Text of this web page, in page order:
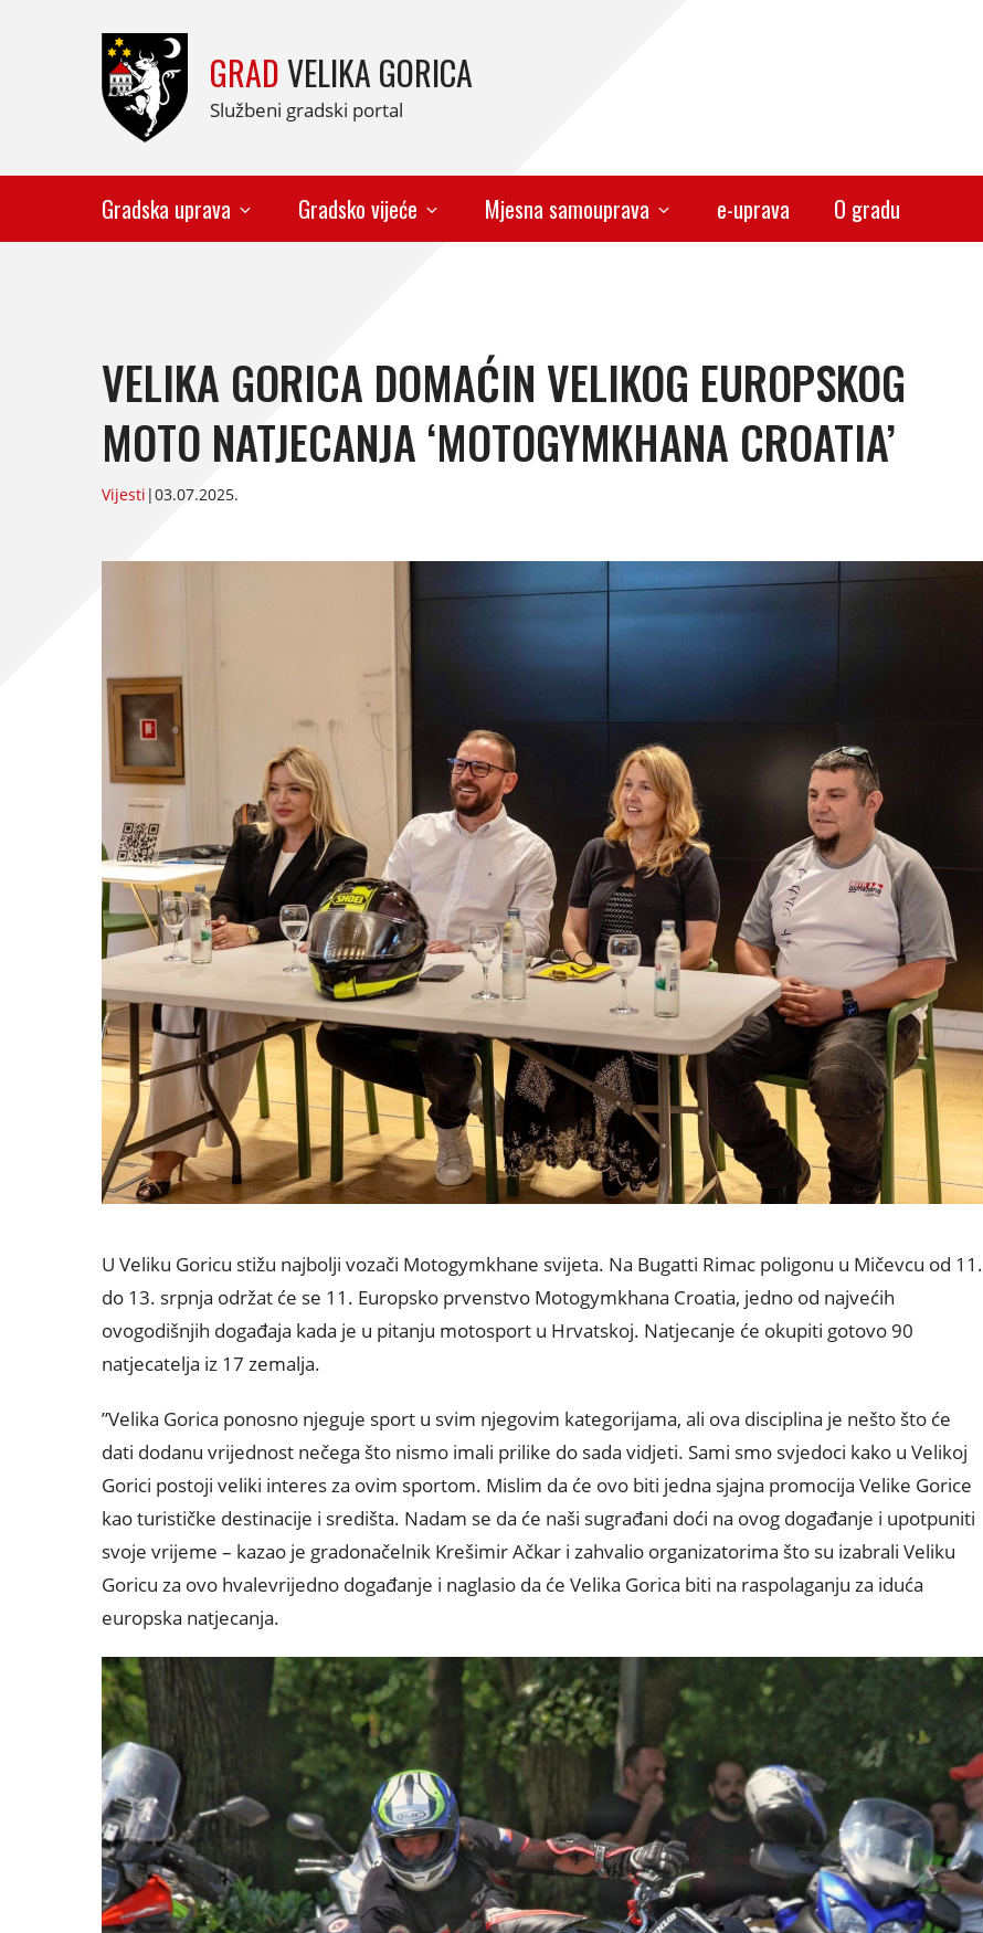
GRADVELIKA GORICA
Službeni gradski portal
Gradska uprava Gradsko vijeće Mjesna samouprava e-uprava O gradu
VELIKA GORICA DOMAĆIN VELIKOG EUROPSKOG
MOTO NATJECANJA ‘MOTOGYMKHANA CROATIA’
Vijesti |03.07.2025.
U Veliku Goricu stižu najbolji vozači Motogymkhane svijeta. Na Bugatti Rimac poligonu u Mičevcu od 11.
do 13. srpnja održat će se 11. Europsko prvenstvo Motogymkhana Croatia, jedno od najvećih
ovogodišnjih događaja kada je u pitanju motosport u Hrvatskoj. Natjecanje će okupiti gotovo 90
natjecatelja iz 17 zemalja.
”Velika Gorica ponosno njeguje sport u svim njegovim kategorijama, ali ova disciplina je nešto što će
dati dodanu vrijednost nečega što nismo imali prilike do sada vidjeti. Sami smo svjedoci kako u Velikoj
Gorici postoji veliki interes za ovim sportom. Mislim da će ovo biti jedna sjajna promocija Velike Gorice
kao turističke destinacije i središta. Nadam se da će naši sugrađani doći na ovog događanje i upotpuniti
svoje vrijeme – kazao je gradonačelnik Krešimir Ačkar i zahvalio organizatorima što su izabrali Veliku
Goricu za ovo hvalevrijedno događanje i naglasio da će Velika Gorica biti na raspolaganju za iduća
europska natjecanja.